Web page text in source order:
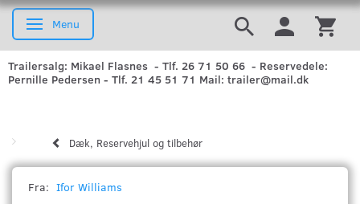
Skifte navigation
Menu
Trailersalg: Mikael Flasnes - Tlf. 26 71 50 66 - Reservedele:
Pernille Pedersen - Tlf. 21 45 51 71 Mail: trailer@mail.dk
Dæk, Reservehjul og tilbehør
Fra: Ifor Williams